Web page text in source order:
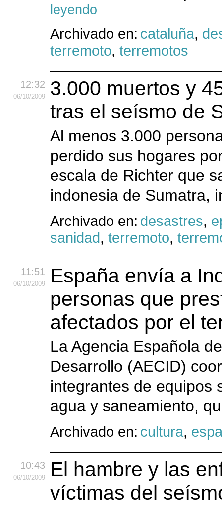
leyendo
Archivado en: cataluña,
terremoto, terremotos
12:32
06/10/2009
3.000 muertos y
tras el seísmo de
Al menos 3.000
perdido sus hogares
escala de Richter que
indonesia de Sumatra,
Archivado en: desastres,
sanidad, terremoto,
11:51
06/10/2009
España envía a
personas que
afectados por el
La Agencia Española
Desarrollo (AECID)
integrantes de equipos
agua y saneamiento,
Archivado en: cultura,
10:43
06/10/2009
El hambre y las
víctimas del